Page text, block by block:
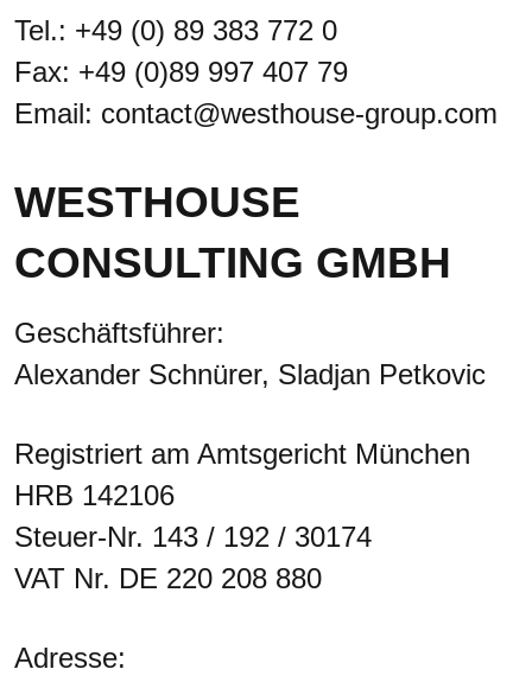
Tel.: +49 (0) 89 383 772 0
Fax: +49 (0)89 997 407 79
Email: contact@westhouse-group.com
WESTHOUSE
CONSULTING GMBH
Geschäftsführer:
Alexander Schnürer, Sladjan Petkovic
Registriert am Amtsgericht München
HRB 142106
Steuer-Nr. 143 / 192 / 30174
VAT Nr. DE 220 208 880
Adresse: